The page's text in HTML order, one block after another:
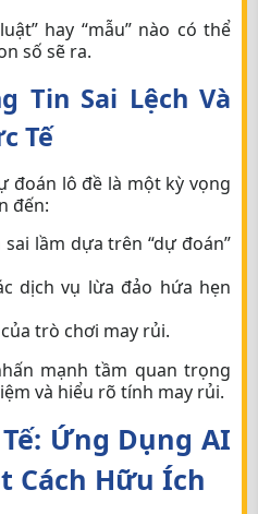
hay “mẫu” nào có thể
số sẽ ra.
Tin Sai Lệch Và
Tế
đoán lô đề là một kỳ vọng
đến:
lầm dựa trên “dự đoán”
dịch vụ lừa đảo hứa hẹn
trò chơi may rủi.
mạnh tầm quan trọng
và hiểu rõ tính may rủi.
Ứng Dụng AI
Cách Hữu Ích